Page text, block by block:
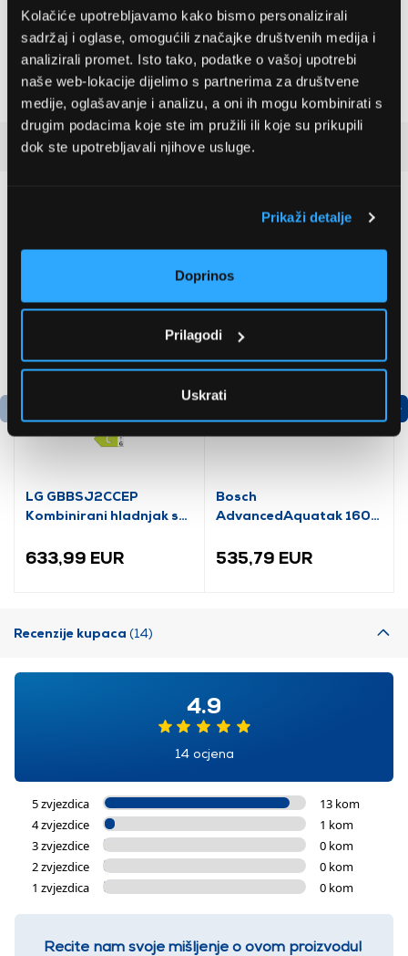
Kolačiće upotrebljavamo kako bismo personalizirali
sadržaj i oglase, omogućili značajke društvenih medija i
analizirali promet. Isto tako, podatke o vašoj upotrebi
naše web-lokacije dijelimo s partnerima za društvene
medije, oglašavanje i analizu, a oni ih mogu kombinirati s
drugim podacima koje ste im pružili ili koje su prikupili
dok ste upotrebljavali njihove usluge.
Prikaži detalje
Doprinos
Prilagodi
Uskrati
Visina
180 cm
Širina
55 cm
Dubina
55,7 cm
Detaljan opis
LG GBBSJ2CCEP
Kombinirani hladnjak s
633,99 EUR
Bosch
AdvancedAquatak 160
(06008A7800)
535,79 EUR
Recenzije kupaca (14)
4.9
14 ocjena
5 zvjezdica
13 kom
4 zvjezdice
1 kom
3 zvjezdice
0 kom
2 zvjezdice
0 kom
1 zvjezdica
0 kom
Recite nam svoje mišljenje o ovom proizvodu!